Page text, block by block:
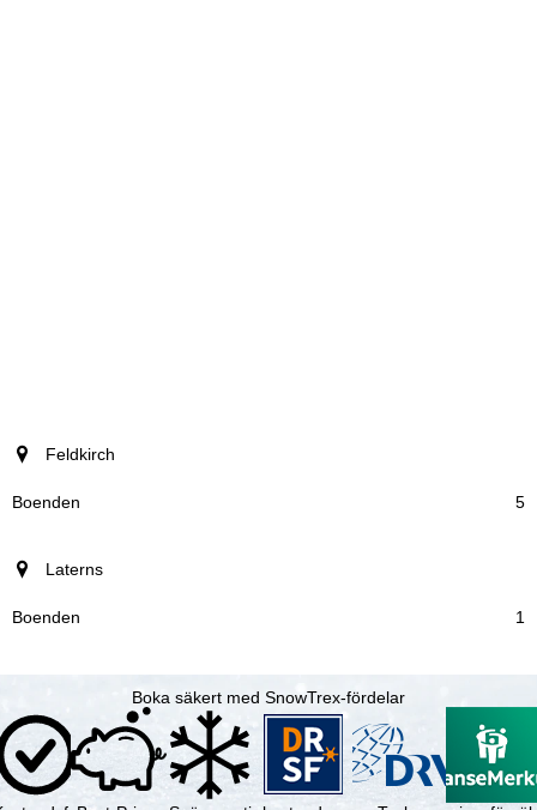
ort
Boenden
Feldkirch
5
Laterns
1
Boka säkert med SnowTrex-fördelar